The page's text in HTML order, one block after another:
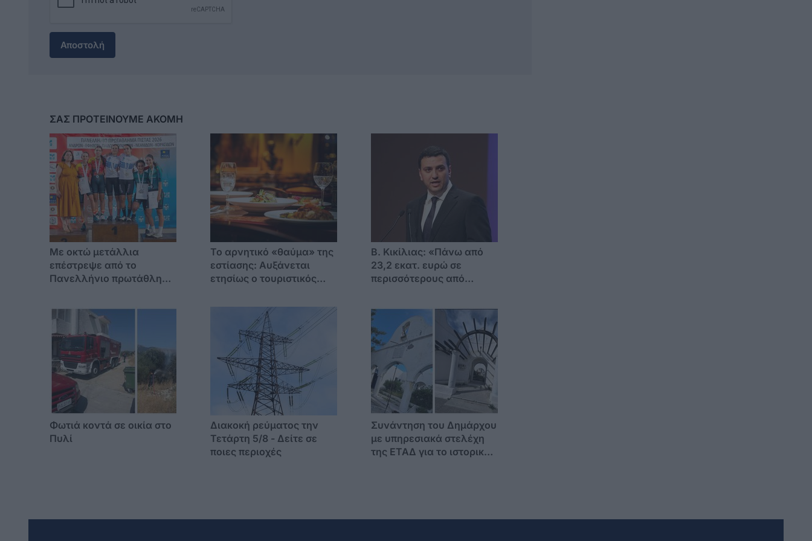
Αποστολή
ΣΑΣ ΠΡΟΤΕΙΝΟΥΜΕ ΑΚΟΜΗ
Με οκτώ μετάλλια
επέστρεψε από το
Πανελλήνιο πρωτάθλημα
Το αρνητικό «θαύμα» της
εστίασης: Αυξάνεται
ετησίως ο τουριστικός
κύκλος εργασιών
Β. Κικίλιας: «Πάνω από
23,2 εκατ. ευρώ σε
περισσότερους από
Ισοδυνάμου»
Φωτιά κοντά σε οικία στο
Πυλί
Διακοκή ρεύματος την
Τετάρτη 5/8 - Δείτε σε
ποιες περιοχές
Συνάντηση του Δημάρχου
με υπηρεσιακά στελέχη
της ΕΤΑΔ για το ιστορικό